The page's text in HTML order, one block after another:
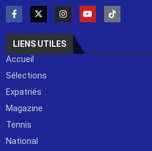
LIENS UTILES
Accueil
Sélections
Expatriés
Magazine
Tennis
National